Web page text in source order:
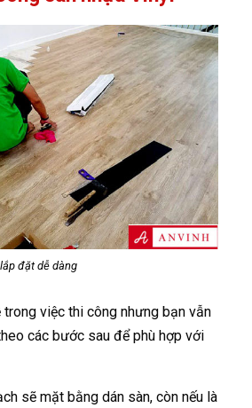
đặt dễ dàng
trong việc thi công nhưng bạn vẫn
các bước sau để phù hợp với
sẽ mặt bằng dán sàn, còn nếu là